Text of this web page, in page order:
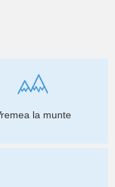
la munte